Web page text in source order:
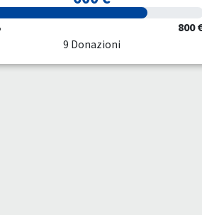
800
9 Donazioni